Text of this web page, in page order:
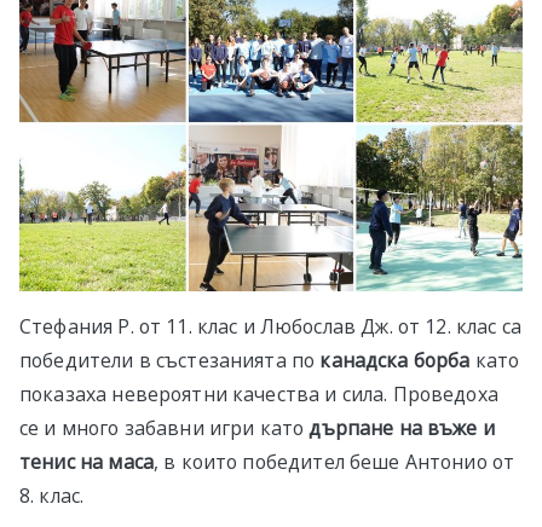
Стефания Р. от 11. клас и Любослав Дж. от 12. клас са
победители в състезанията по канадска борба като
показаха невероятни качества и сила. Проведоха
се и много забавни игри катодърпане на въже и
тенис на маса, в които победител беше Антонио от
8. клас.